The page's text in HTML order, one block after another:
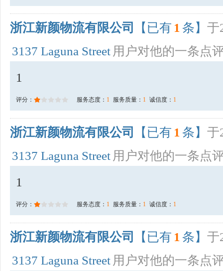
浙江新颜物流有限公司 【已有 1 条】 于
3137 Laguna Street 用户对他的一条点
1
评分： 服务态度： 1 服务质量： 1 诚信度： 1
浙江新颜物流有限公司 【已有 1 条】 于
3137 Laguna Street 用户对他的一条点
1
评分： 服务态度： 1 服务质量： 1 诚信度： 1
浙江新颜物流有限公司 【已有 1 条】 于
3137 Laguna Street 用户对他的一条点